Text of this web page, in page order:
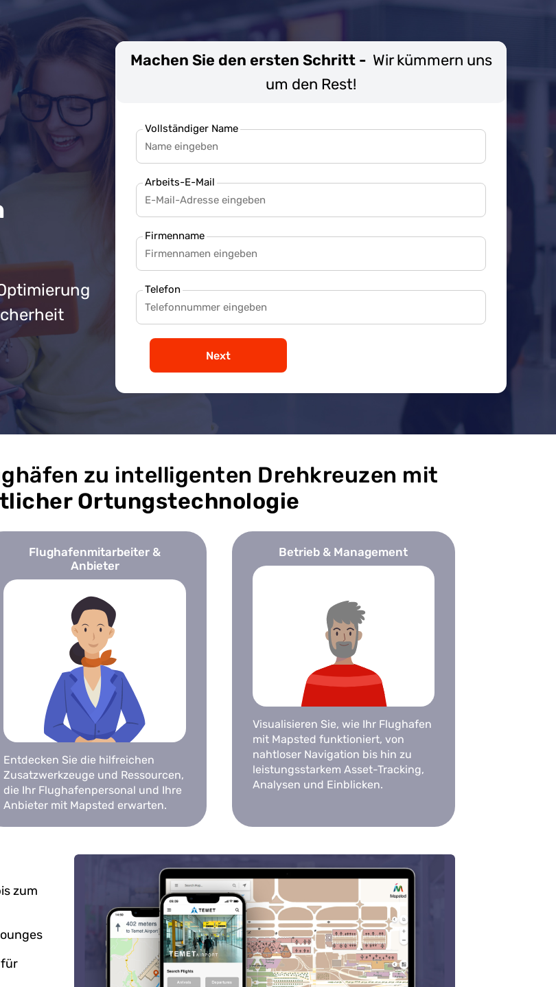
Machen Sie den ersten Schritt - Wir kümmern uns
um den Rest!
Vollständiger Name
Arbeits-E-Mail
Firmenname
Telefon
Next
zu intelligenten Drehkreuzen mit
Ortungstechnologie
Flughafenmitarbeiter &
Anbieter
Entdecken Sie die hilfreichen
Zusatzwerkzeuge und Ressourcen,
die Ihr Flughafenpersonal und Ihre
Anbieter mit Mapsted erwarten.
Betrieb & Management
Visualisieren Sie, wie Ihr Flughafen
mit Mapsted funktioniert, von
nahtloser Navigation bis hin zu
leistungsstarkem Asset-Tracking,
Analysen und Einblicken.
zum
für